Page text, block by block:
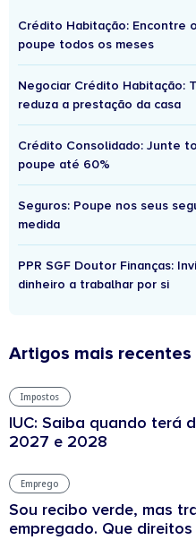
Crédito Habitação: Encontre
poupe todos os meses
Negociar Crédito Habitação:
reduza a prestação da casa
Crédito Consolidado: Junte
poupe até 60%
Seguros: Poupe nos seus
medida
PPR SGF Doutor Finanças:
dinheiro a trabalhar por si
Artigos mais recentes
Impostos
IUC: Saiba quando terá
2027 e 2028
Emprego
Sou recibo verde, mas
empregado. Que direitos